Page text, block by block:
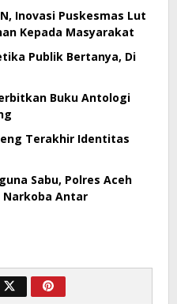
Inovasi Puskesmas Lut
Kepada Masyarakat
Publik Bertanya, Di
Buku Antologi
Terakhir Identitas
Sabu, Polres Aceh
Narkoba Antar